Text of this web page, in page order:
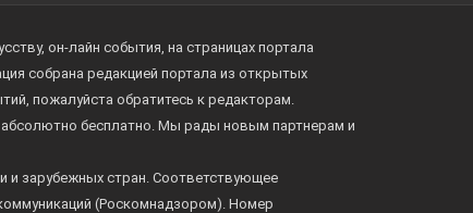
он-лайн события, на страницах портала
собрана редакцией портала из открытых
пожалуйста обратитесь к редакторам.
бесплатно. Мы рады новым партнерам и
и зарубежных стран. Соответствующее
(Роскомнадзором). Номер